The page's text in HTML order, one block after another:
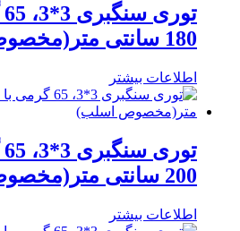
180 سانتی متر(مخصوص اسلب)
اطلاعات بیشتر
200 سانتی متر(مخصوص اسلب)
اطلاعات بیشتر